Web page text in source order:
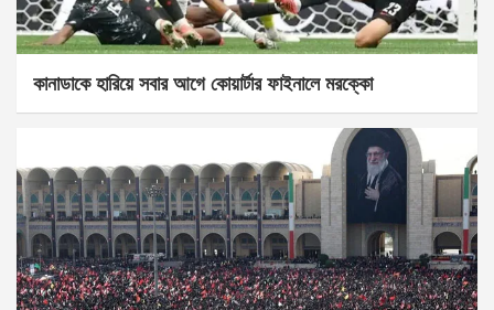
কানাডাকে হারিয়ে সবার আগে কোয়ার্টার ফাইনালে মরক্কো